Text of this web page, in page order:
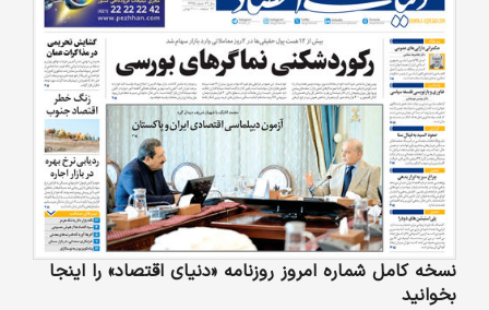
نسخه کامل شماره امروز روزنامه «دنیای‌ اقتصاد» را اینجا
بخوانید